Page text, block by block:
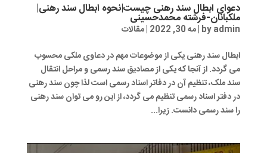
دعوای ابطال سند رهنی چیست|نحوه ابطال سند رهنی|
ملکبانان-فرشته محمدحسینی
byadmin
|مه 30, 2022 |مقالات
ابطال سند رهنی یکی از موضوعات مهم در دعاوی ملکی محسوب
می گردد. از آنجا که یکی از مصادیق سند رسمی و مراحل انتقال
سند ملک، تنظیم آن در دفاتر اسناد رسمی است لذا چون سند رهنی
در دفتر اسناد رسمی تنظیم می گردد، از این رو می توان سند رهنی
را سند رسمی دانست. زیرا...